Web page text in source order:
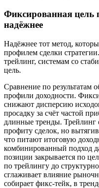
Фиксированная цель
надёжнее
Надёжнее тот метод,
профилем сделки
трейлинг, системам со
цель.
Сравнение по результатам
профили доходности.
снижают дисперсию
просадку за счёт частой
длинные тренды. Трейлинг
профиту сделок, но
что питают итоговую
комбинированный подход
позиции закрывается по
по трейлингу до
сглаживает влияние
собирает фикс‑тейк, в